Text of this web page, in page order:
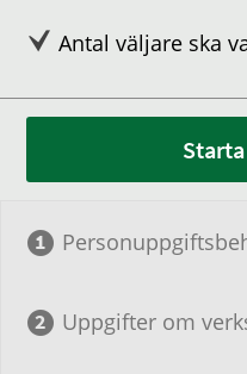
Antal väljare ska
Uppgifter om